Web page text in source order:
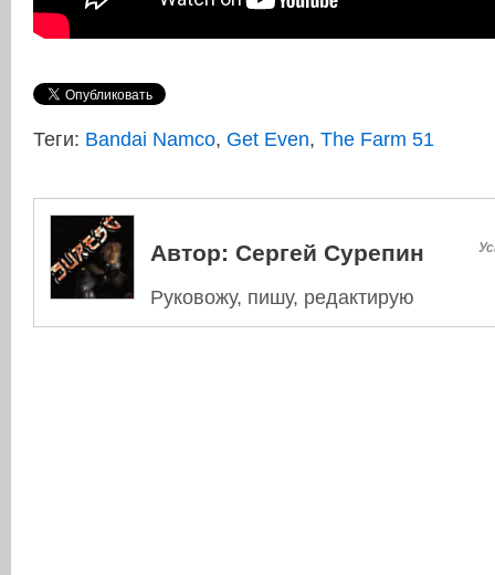
Теги: Bandai Namco, Get Even, The Farm 51
Автор: Сергей Сурепин
Руковожу, пишу, редактирую